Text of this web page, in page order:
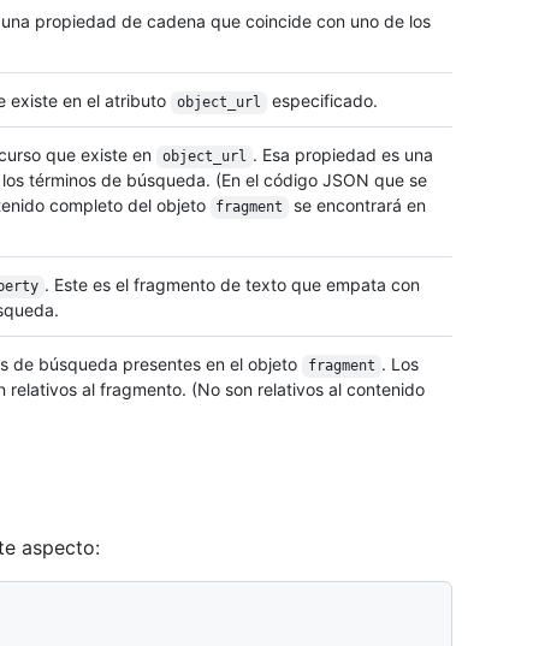
propiedad de cadena que coincide con uno de los
existe en el atributo object_url especificado.
que existe en object_url . Esa propiedad es una
términos de búsqueda. (En el código JSON que se
completo del objeto
fragment se encontrará en
. Este es el fragmento de texto que empata con
de búsqueda presentes en el objeto fragment . Los
relativos al fragmento. (No son relativos al contenido
aspecto: